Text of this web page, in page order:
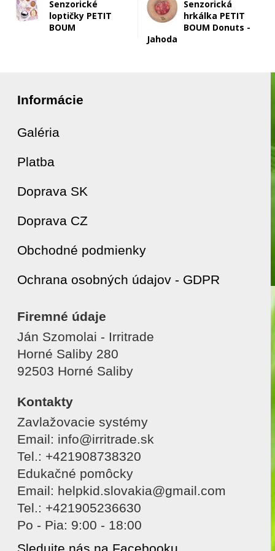
Senzorické
loptičky PETIT
BOUM
Senzorická
hrkálka PETIT
BOUM Donuts -
Jahoda
Informácie
Galéria
Platba
Doprava SK
Doprava CZ
Obchodné podmienky
Ochrana osobných údajov - GDPR
Firemné údaje
Ján Szomolai - Irritrade
Horné Saliby 280
92503 Horné Saliby
Kontakty
Zavlažovacie systémy
Email: info@irritrade.sk
Tel.: +421908738320
Edukačné pomôcky
Email: helpkid.slovakia@gmail.com
Tel.: +421905236630
Po - Pia: 9:00 - 18:00